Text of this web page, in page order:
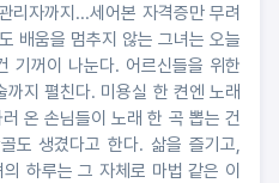
리자까지...세어본 자격증만 무려
배움을 멈추지 않는 그녀는 오늘
기꺼이 나눈다. 어르신들을 위한
지 펼친다. 미용실 한 켠엔 노래
온 손님들이 노래 한 곡 뽑는 건
도 생겼다고 한다. 삶을 즐기고,
하루는 그 자체로 마법 같은 이